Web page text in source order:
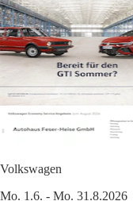
Volkswagen
Mo. 1.6. - Mo. 31.8.2026